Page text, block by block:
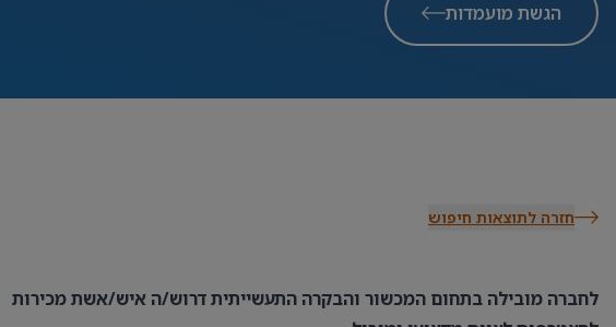
הגשת מועמדות
חזרה לתוצאות חיפוש
לחברה מובילה בתחום המכשור והבקרה התעשייתית דרוש/ה איש/אשת מכירות